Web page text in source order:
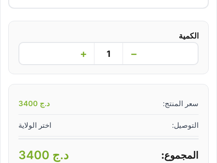
الكمية
−
+
سعر المنتج: د.ج
التوصيل: اختر الولاية
المجموع: د.ج